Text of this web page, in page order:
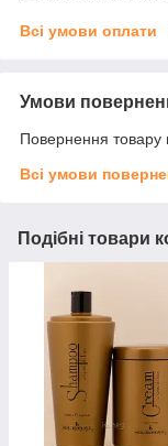
Всі умови оплати
Умови
Повернення товару
Всі умови
Подібні товари